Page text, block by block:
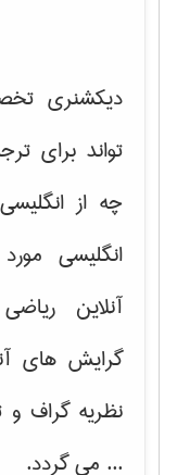
دیکشنری
تواند برای
چه از
انگلیسی
آنلاین
گرایش های
نظریه گراف و
... می گردد.